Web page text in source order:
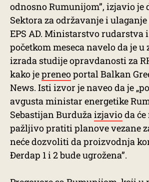
odnosno Rumunijom”, izjavio je
Sektora za održavanje i ulaganje
EPS AD. Ministarstvo rudarstva
početkom meseca navelo da je
izrada studije opravdanosti za
kako jepreneoportal Balkan
News. Isti izvor je naveo da je
avgusta ministar energetike
Sebastijan Burdužaizjavioda
pažljivo pratiti planove vezane
neće dozvoliti da proizvodnja
Đerdap 1 i 2 bude ugrožena”.